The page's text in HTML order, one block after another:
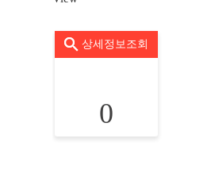
상세정보조회
0